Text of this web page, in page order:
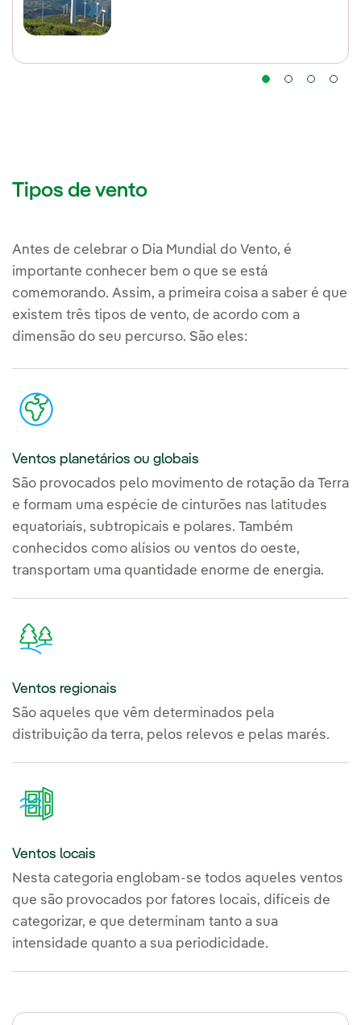
Deezer
Tipos de vento
Antes de celebrar o Dia Mundial do Vento, é
importante conhecer bem o que se está
comemorando. Assim, a primeira coisa a saber é que
existem três tipos de vento, de acordo com a
dimensão do seu percurso. São eles:
Ventos planetários ou globais
São provocados pelo movimento de rotação da Terra
e formam uma espécie de cinturões nas latitudes
equatoriais, subtropicais e polares. Também
conhecidos como alísios ou ventos do oeste,
transportam uma quantidade enorme de energia.
Ventos regionais
São aqueles que vêm determinados pela
distribuição da terra, pelos relevos e pelas marés.
Ventos locais
Nesta categoria englobam-se todos aqueles ventos
que são provocados por fatores locais, difíceis de
categorizar, e que determinam tanto a sua
intensidade quanto a sua periodicidade.